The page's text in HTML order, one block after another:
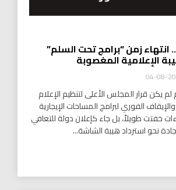
.. انتهاء زمن “برامج تحت السلم”
الإعلامية المغصوبة
يكن قرار المجلس الأعلى لتنظيم الإعلام
الفوري لبرامج المساحات الإيجارية
خفتت طويلاً، بل جاء كإعلان دولة للتعافي
نحو استرداد هيبة الشاشة...